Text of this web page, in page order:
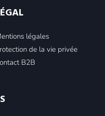
légales
de la vie privée
B2B